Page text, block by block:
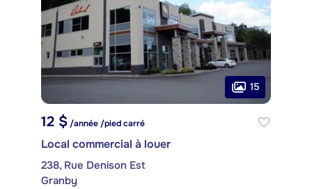
15
12 $/année /pied carré
Local commercial à louer
238, Rue Denison Est
Granby